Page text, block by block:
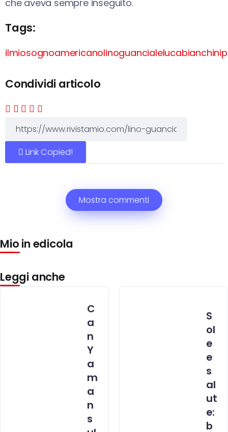
che aveva sempre inseguito.
Tags:
ilmiosognoamericanolinoguancialelucabianchini
Condividi articolo
Link Copied!
Mostra commenti
Mio in edicola
Leggi anche
C
a
n
Y
a
m
a
n
s
S
ol
e
e
s
al
ut
e:
b